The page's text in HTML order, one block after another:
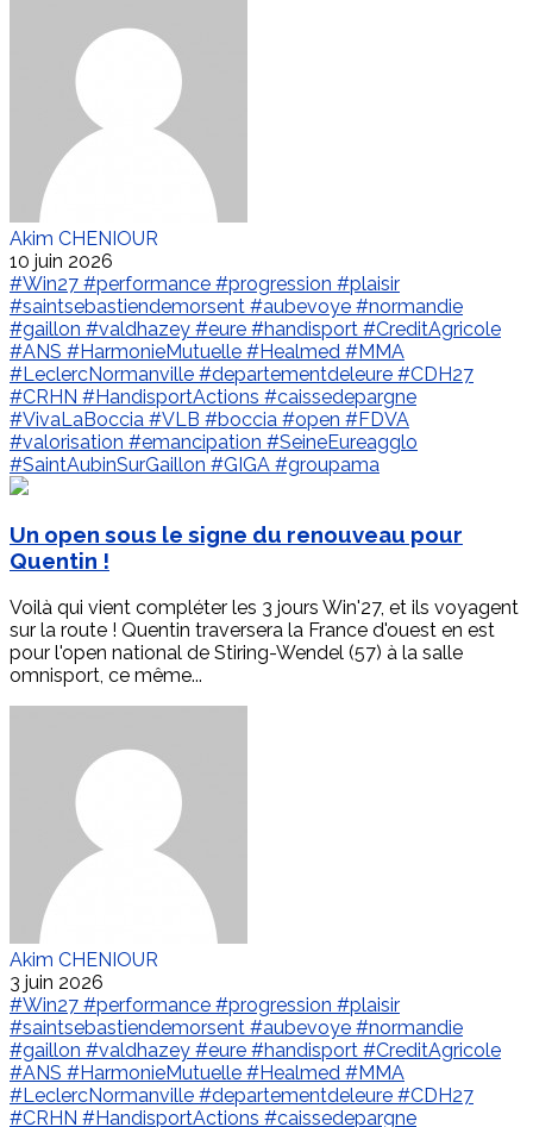
Akim CHENIOUR
10 juin 2026
#Win27 #performance #progression #plaisir
#saintsebastiendemorsent #aubevoye #normandie
#gaillon #valdhazey #eure #handisport #CreditAgricole
#ANS #HarmonieMutuelle #Healmed #MMA
#LeclercNormanville #departementdeleure #CDH27
#CRHN #HandisportActions #caissedepargne
#VivaLaBoccia #VLB #boccia #open #FDVA
#valorisation #emancipation #SeineEureagglo
#SaintAubinSurGaillon #GIGA #groupama
Un open sous le signe du renouveau pour
Quentin !
Voilà qui vient compléter les 3 jours Win'27, et ils voyagent
sur la route ! Quentin traversera la France d'ouest en est
pour l'open national de Stiring-Wendel (57) à la salle
omnisport, ce même...
Akim CHENIOUR
3 juin 2026
#Win27 #performance #progression #plaisir
#saintsebastiendemorsent #aubevoye #normandie
#gaillon #valdhazey #eure #handisport #CreditAgricole
#ANS #HarmonieMutuelle #Healmed #MMA
#LeclercNormanville #departementdeleure #CDH27
#CRHN #HandisportActions #caissedepargne